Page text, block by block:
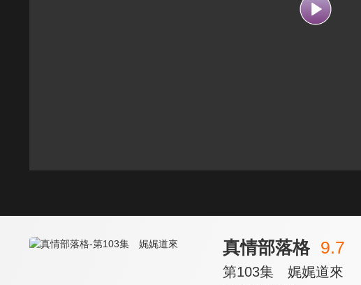
真情部落格 9.7
第103集 娓娓道來